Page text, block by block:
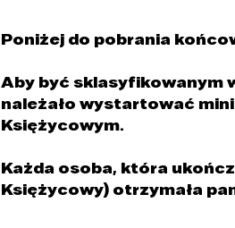
Poniżej do pobrania
Aby być sklasyfikowanym
należało wystartować
Księżycowym.
Każda osoba, która
Księżycowy) otrzymała